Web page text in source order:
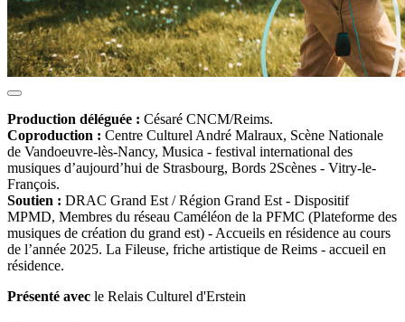
Production déléguée : Césaré CNCM/Reims.
Coproduction : Centre Culturel André Malraux, Scène Nationale
de Vandoeuvre-lès-Nancy, Musica - festival international des
musiques d’aujourd’hui de Strasbourg, Bords 2Scènes - Vitry-le-
François.
Soutien : DRAC Grand Est / Région Grand Est - Dispositif
MPMD, Membres du réseau Caméléon de la PFMC (Plateforme des
musiques de création du grand est) - Accueils en résidence au cours
de l’année 2025. La Fileuse, friche artistique de Reims - accueil en
résidence.
Présenté avec le Relais Culturel d'Erstein